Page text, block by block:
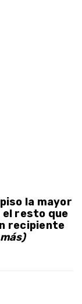
la mayor
el resto que
recipiente